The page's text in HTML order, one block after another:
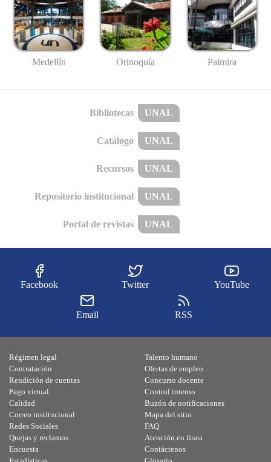
Medellín Orinoquía Palmira
Bibliotecas UNAL
Catálogo UNAL
Recursos UNAL
Repositorio institucional UNAL
Portal de revistas UNAL
Facebook Twitter YouTube
Email RSS
Régimen legal
Contratación
Rendición de cuentas
Pago virtual
Calidad
Talento humano
Ofertas de empleo
Concurso docente
Control interno
Buzón de notificaciones
Correo institucional
Redes Sociales
Quejas y reclamos
Encuesta
Mapa del sitio
FAQ
Atención en línea
Contáctenos